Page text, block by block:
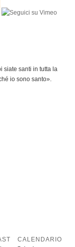
siate santi in tutta la
io sono santo».
CALENDARIO